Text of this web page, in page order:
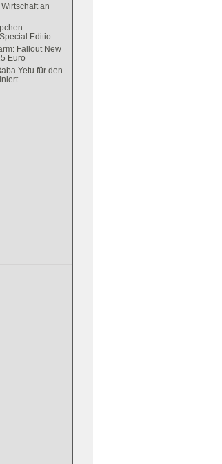
an
Editio...
Fallout New
Euro
Yetu für den